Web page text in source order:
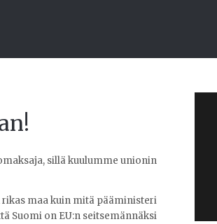
sillä kuulumme unionin
maa kuin mitä pääministeri
Suomi on EU:n seitsemännäksi